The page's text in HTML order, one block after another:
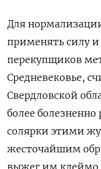
Для
применять силу
перекупщиков
Средневековье,
Свердловской
более
солярки этими
жесточайшим
выжег им клеймо